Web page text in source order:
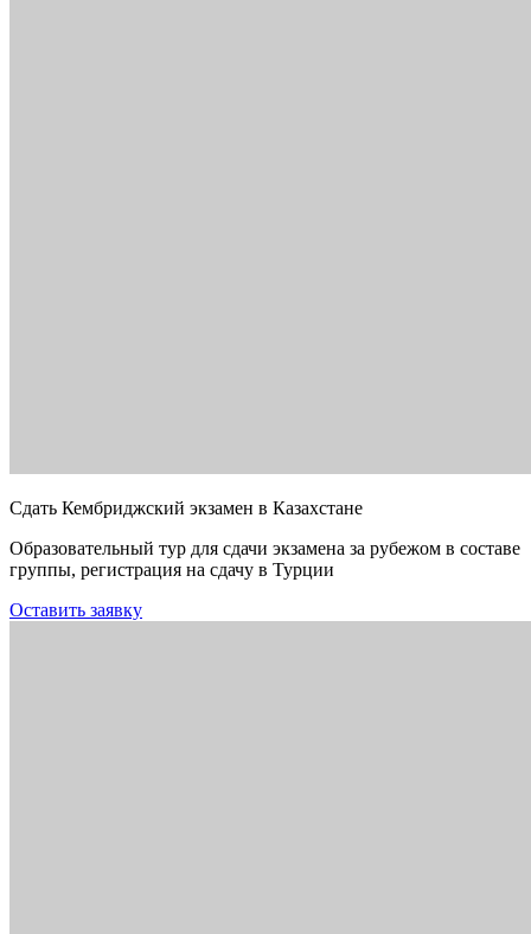
Сдать Кембриджский экзамен в Казахстане
Образовательный тур для сдачи экзамена за рубежом в составе
группы, регистрация на сдачу в Турции
Оставить заявку